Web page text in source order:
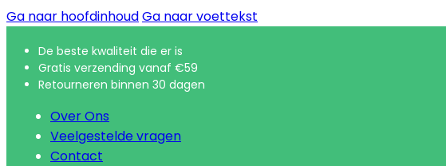
Ga naar hoofdinhoudGa naar voettekst
De beste kwaliteit die er is
Gratis verzending vanaf €59
Retourneren binnen 30 dagen
Over Ons
Veelgestelde vragen
Contact